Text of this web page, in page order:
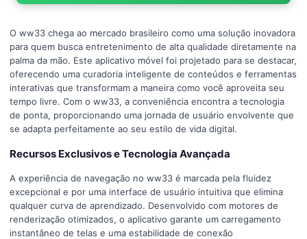
O ww33 chega ao mercado brasileiro como uma solução inovadora
para quem busca entretenimento de alta qualidade diretamente na
palma da mão. Este aplicativo móvel foi projetado para se destacar,
oferecendo uma curadoria inteligente de conteúdos e ferramentas
interativas que transformam a maneira como você aproveita seu
tempo livre. Com o ww33, a conveniência encontra a tecnologia
de ponta, proporcionando uma jornada de usuário envolvente que
se adapta perfeitamente ao seu estilo de vida digital.
Recursos Exclusivos e Tecnologia Avançada
A experiência de navegação no ww33 é marcada pela fluidez
excepcional e por uma interface de usuário intuitiva que elimina
qualquer curva de aprendizado. Desenvolvido com motores de
renderização otimizados, o aplicativo garante um carregamento
instantâneo de telas e uma estabilidade de conexão